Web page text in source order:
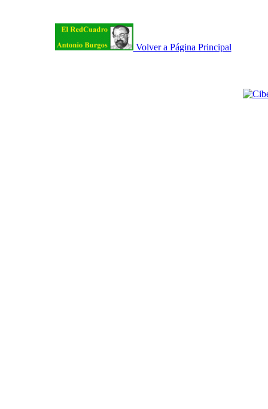
Volver a Página Principal